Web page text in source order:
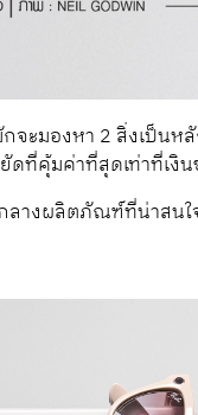
จะมองหา 2 สิ่งเป็น
ที่คุ้มค่าที่สุดเท่าที่เงิ
ลางผลิตภัณฑ์ที่น่าสน